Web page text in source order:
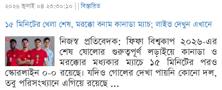
২০২৬ জুলাই ০৪ ২৩:৩০:১০ | |বিস্তারিত
১৫ মিনিটের খেলা শেষ, মরক্কো বনাম কানাডা ম্যাচ; লাইভ দেখুন এখানে
নিজস্ব প্রতিবেদক: ফিফা বিশ্বকাপ ২০২৬-এর
শেষ ষোলোর গুরুত্বপূর্ণ লড়াইয়ে কানাডা ও
মরক্কোর মধ্যকার ম্যাচে ১৫ মিনিটের পরও
স্কোরলাইন ০-০ রয়েছে। যদিও গোলের দেখা পায়নি কোনো দল,
তবু পরিসংখ্যানে এগিয়ে রয়েছে ...